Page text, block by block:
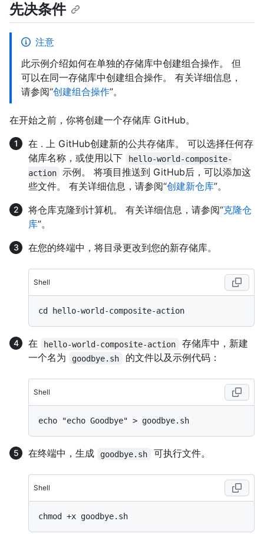
先决条件
注意
此示例介绍如何在单独的存储库中创建组合操作。 但
可以在同一存储库中创建组合操作。 有关详细信息，
请参阅“创建组合操作”。
在开始之前，你将创建一个存储库 GitHub。
在 . 上 GitHub创建新的公共存储库。 可以选择任何存
储库名称，或使用以下
hello-world-composite-
action
示例。 将项目推送到 GitHub后，可以添加这
些文件。 有关详细信息，请参阅“创建新仓库”。
将仓库克隆到计算机。 有关详细信息，请参阅“克隆仓
库”。
在您的终端中，将目录更改到您的新存储库。
Shell
在 hello-world-composite-action
存储库中，新建
一个名为
goodbye.sh 的文件以及示例代码：
Shell
在终端中，生成 goodbye.sh 可执行文件。
Shell